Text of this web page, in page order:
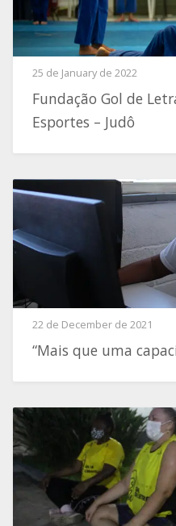
25 de January de 2022
Fundação Gol de
Esportes – Judô
22 de December de 2021
“Mais que uma